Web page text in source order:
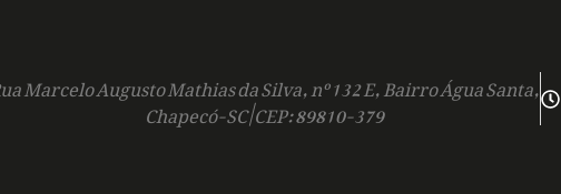
Marcelo Augusto Mathias da Silva, nº 132 E, Bairro Água Santa,
Chapecó-SC | CEP: 89810-379